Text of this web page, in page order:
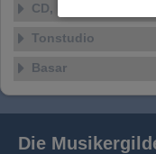
soziale
oder die sie
Dienste
CD, DVD, Vinyl
Tonstudio
Basar
Die